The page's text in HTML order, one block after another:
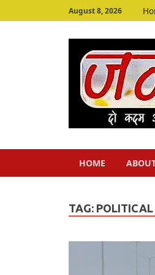
August 8, 2026
HOME
TAG: POLITICAL